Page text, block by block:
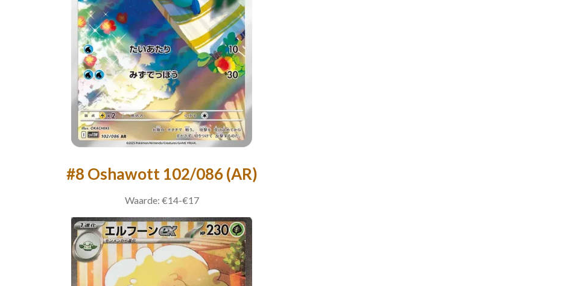
#8 Oshawott 102/086 (AR)
Waarde: €14-€17